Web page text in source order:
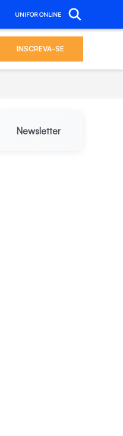
UNIFOR ONLINE
INSCREVA-SE
Newsletter